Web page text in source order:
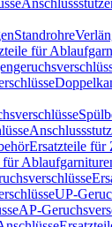
Standrohre
für
Ersatzteile für
für
UP-
AP-